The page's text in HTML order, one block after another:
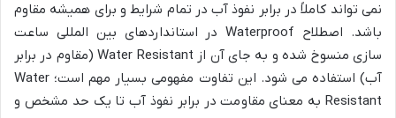
نمی تواند کاملاً در برابر نفوذ آب در تمام شرایط و برای همیشه مقاوم
باشد. اصطلاح Waterproof در استانداردهای بین المللی ساعت
سازی منسوخ شده و به جای آن از Water Resistant (مقاوم در برابر
آب) استفاده می شود. این تفاوت مفهومی بسیار مهم است؛ Water
Resistant به معنای مقاومت در برابر نفوذ آب تا یک حد مشخص و